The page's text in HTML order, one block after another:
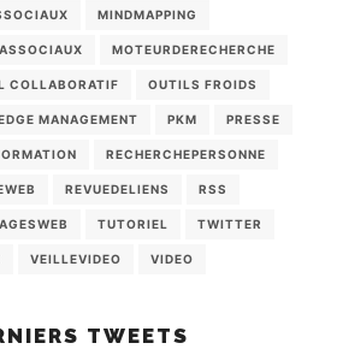
MINDMAPPING
MOTEURDERECHERCHE
COLLABORATIF OUTILS FROIDS
MANAGEMENT PKM PRESSE
RECHERCHEPERSONNE
REVUEDELIENS RSS
TUTORIEL TWITTER
VEILLEVIDEO VIDEO
TWEETS